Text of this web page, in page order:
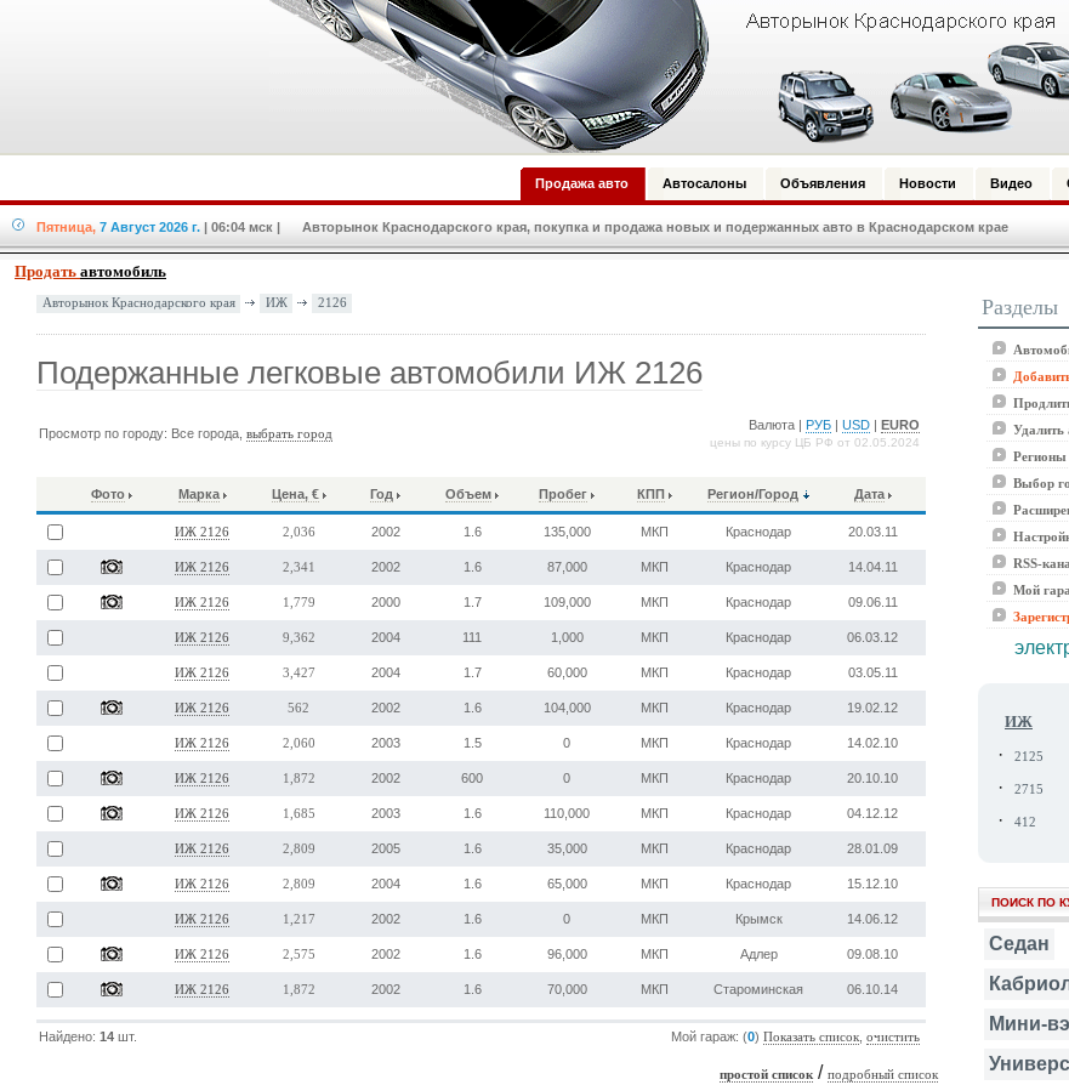
Продажа авто Автосалоны Объявления Новости Видео
Пятница, 7 Август 2026 г. | 06:04 мск | Авторынок Краснодарского края, покупка и продажа новых и подержанных авто в Краснодарском крае
Продать автомобиль
Авторынок Краснодарского края ИЖ 2126
Подержанные легковые автомобили ИЖ 2126
Просмотр по городу: Все города,выбрать город
Валюта | РУБ |USD EURO
цены по курсу ЦБ РФ от 02.05.2024
Фото Марка Цена, € Год Объем Пробег КПП Регион/Город Дата
ИЖ 2126 2,036 2002 1.6 135,000 МКП Краснодар 20.03.11
ИЖ 2126 2,341 2002 1.6 87,000 МКП Краснодар 14.04.11
ИЖ 2126 1,779 2000 1.7 109,000 МКП Краснодар 09.06.11
ИЖ 2126 9,362 2004 111 1,000 МКП Краснодар 06.03.12
ИЖ 2126 3,427 2004 1.7 60,000 МКП Краснодар 03.05.11
ИЖ 2126 562 2002 1.6 104,000 МКП Краснодар 19.02.12
ИЖ 2126 2,060 2003 1.5 0 МКП Краснодар 14.02.10
ИЖ 2126 1,872 2002 600 0 МКП Краснодар 20.10.10
ИЖ 2126 1,685 2003 1.6 110,000 МКП Краснодар 04.12.12
ИЖ 2126 2,809 2005 1.6 35,000 МКП Краснодар 28.01.09
ИЖ 2126 2,809 2004 1.6 65,000 МКП Краснодар 15.12.10
ИЖ 2126 1,217 2002 1.6 0 МКП Крымск 14.06.12
ИЖ 2126 2,575 2002 1.6 96,000 МКП Адлер 09.08.10
ИЖ 2126 1,872 2002 1.6 70,000 МКП Староминская 06.10.14
Найдено:14 шт. Мой гараж: (0)Показать список ,очистить
простой список /подробный список
Разделы
Удалить
Регионы
Выбор
RSS-
Мой
ИЖ
· 2125
· 2715
· 412
ПОИСК ПО
Седан
Мини-